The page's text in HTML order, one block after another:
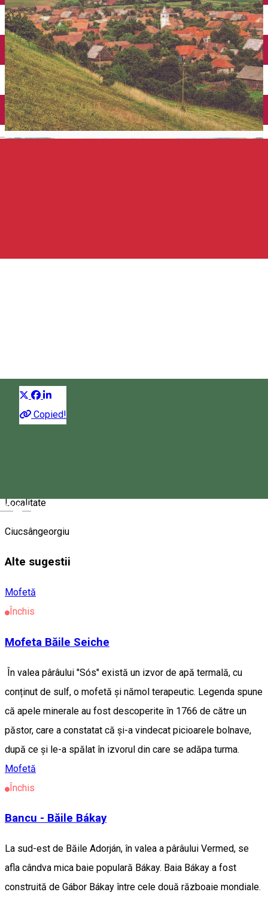
English
Magyar
Închirieri auto
Închirieri de biciclete
Copied!
Despre
Localitate
Ciucsângeorgiu
Alte sugestii
Mofetă
Închis
Mofeta Băile Seiche
În valea pârâului "Sós" există un izvor de apă termală, cu
conținut de sulf, o mofetă și nămol terapeutic. Legenda spune
că apele minerale au fost descoperite în 1766 de către un
păstor, care a constatat că și-a vindecat picioarele bolnave,
după ce și le-a spălat în izvorul din care se adăpa turma.
Mofetă
Închis
Bancu - Băile Bákay
La sud-est de Băile Adorján, în valea a pârâului Vermed, se
afla cândva mica baie populară Bákay. Baia Bákay a fost
construită de Gábor Bákay între cele două războaie mondiale.